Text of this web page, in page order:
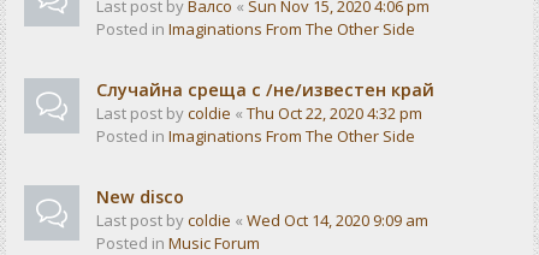
Last post byВалсо « Sun Nov 15, 2020 4:06 pm
Posted in Imaginations From The Other Side
Случайна среща с /не/известен край
Last post bycoldie « Thu Oct 22, 2020 4:32 pm
Posted in Imaginations From The Other Side
New disco
Last post bycoldie « Wed Oct 14, 2020 9:09 am
Posted in Music Forum